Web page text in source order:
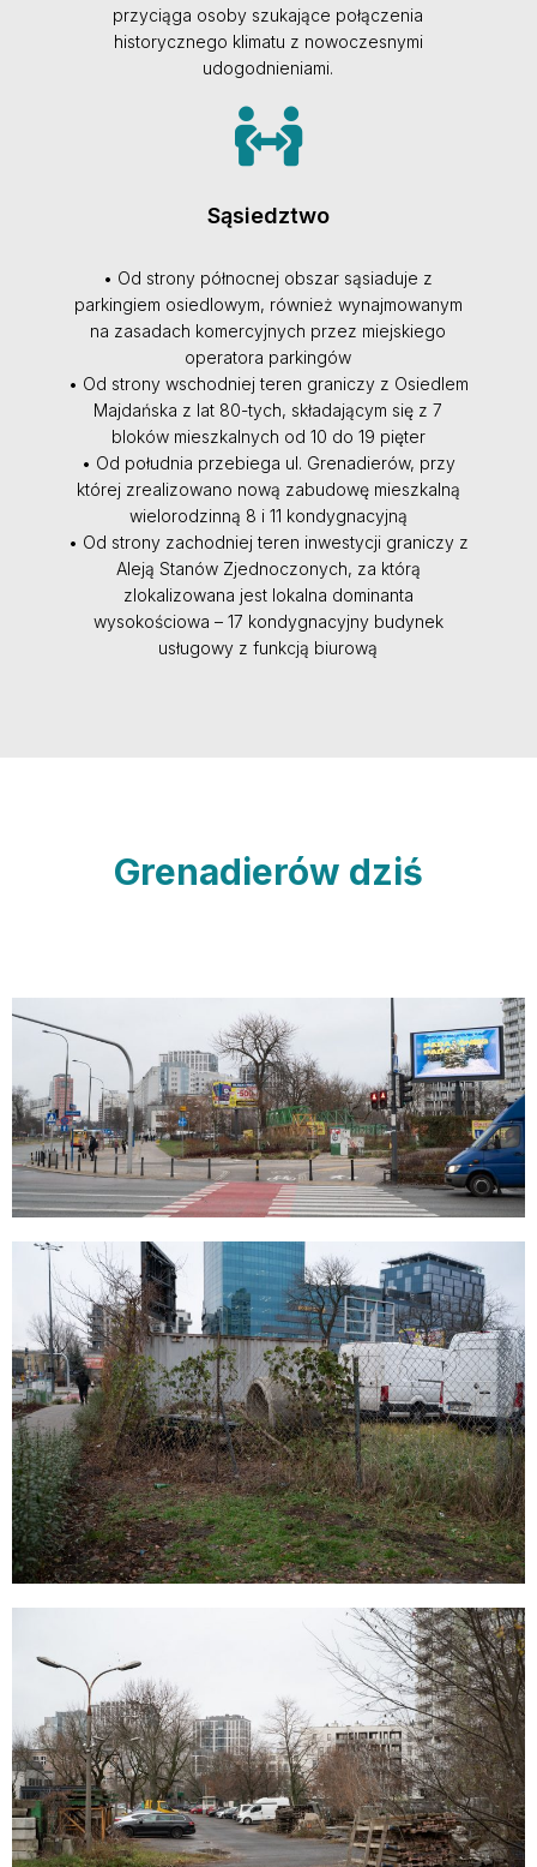
przyciąga osoby szukające połączenia
historycznego klimatu z nowoczesnymi
udogodnieniami.
Sąsiedztwo
• Od strony północnej obszar sąsiaduje z
parkingiem osiedlowym, również wynajmowanym
na zasadach komercyjnych przez miejskiego
operatora parkingów
• Od strony wschodniej teren graniczy z Osiedlem
Majdańska z lat 80-tych, składającym się z 7
bloków mieszkalnych od 10 do 19 pięter
• Od południa przebiega ul. Grenadierów, przy
której zrealizowano nową zabudowę mieszkalną
wielorodzinną 8 i 11 kondygnacyjną
• Od strony zachodniej teren inwestycji graniczy z
Aleją Stanów Zjednoczonych, za którą
zlokalizowana jest lokalna dominanta
wysokościowa – 17 kondygnacyjny budynek
usługowy z funkcją biurową
Grenadierów dziś